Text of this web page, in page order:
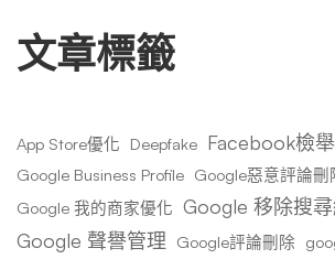
文章標籤
App Store優化 Deepfake Facebook檢
Google Business Profile Google惡意評論刪
Google 我的商家優化 Google 移除搜
Google 聲譽管理 Google評論刪除